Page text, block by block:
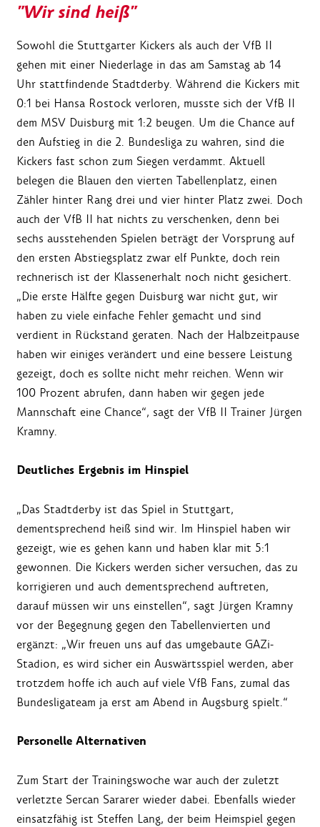
"Wir sind heiß"
Sowohl die Stuttgarter Kickers als auch der VfB II
gehen mit einer Niederlage in das am Samstag ab 14
Uhr stattfindende Stadtderby. Während die Kickers mit
0:1 bei Hansa Rostock verloren, musste sich der VfB II
dem MSV Duisburg mit 1:2 beugen. Um die Chance auf
den Aufstieg in die 2. Bundesliga zu wahren, sind die
Kickers fast schon zum Siegen verdammt. Aktuell
belegen die Blauen den vierten Tabellenplatz, einen
Zähler hinter Rang drei und vier hinter Platz zwei. Doch
auch der VfB II hat nichts zu verschenken, denn bei
sechs ausstehenden Spielen beträgt der Vorsprung auf
den ersten Abstiegsplatz zwar elf Punkte, doch rein
rechnerisch ist der Klassenerhalt noch nicht gesichert.
„Die erste Hälfte gegen Duisburg war nicht gut, wir
haben zu viele einfache Fehler gemacht und sind
verdient in Rückstand geraten. Nach der Halbzeitpause
haben wir einiges verändert und eine bessere Leistung
gezeigt, doch es sollte nicht mehr reichen. Wenn wir
100 Prozent abrufen, dann haben wir gegen jede
Mannschaft eine Chance“, sagt der VfB II Trainer Jürgen
Kramny.
Deutliches Ergebnis im Hinspiel
„Das Stadtderby ist das Spiel in Stuttgart,
dementsprechend heiß sind wir. Im Hinspiel haben wir
gezeigt, wie es gehen kann und haben klar mit 5:1
gewonnen. Die Kickers werden sicher versuchen, das zu
korrigieren und auch dementsprechend auftreten,
darauf müssen wir uns einstellen“, sagt Jürgen Kramny
vor der Begegnung gegen den Tabellenvierten und
ergänzt: „Wir freuen uns auf das umgebaute GAZi-
Stadion, es wird sicher ein Auswärtsspiel werden, aber
trotzdem hoffe ich auch auf viele VfB Fans, zumal das
Bundesligateam ja erst am Abend in Augsburg spielt.“
Personelle Alternativen
Zum Start der Trainingswoche war auch der zuletzt
verletzte Sercan Sararer wieder dabei. Ebenfalls wieder
einsatzfähig ist Steffen Lang, der beim Heimspiel gegen